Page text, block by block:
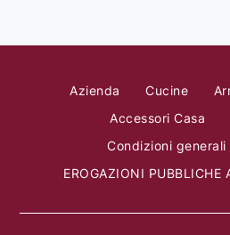
Azienda Cucine
Accessori Casa
Condizioni generali
EROGAZIONI